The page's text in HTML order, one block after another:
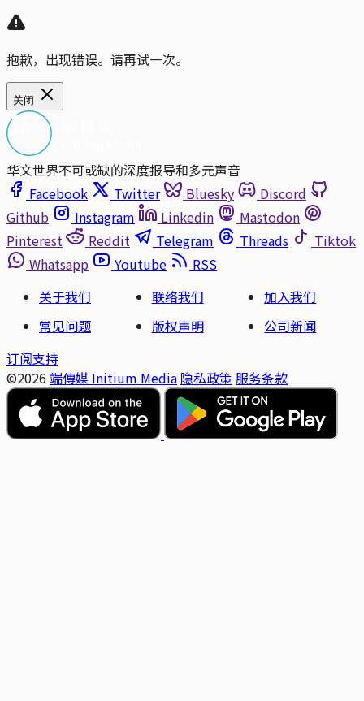
抱歉，出现错误。请再试一次。
关闭
华文世界不可或缺的深度报导和多元声音
Facebook
Twitter Bluesky
Discord
Github
Instagram Linkedin
Mastodon
Pinterest
Reddit Telegram Threads
Tiktok
Whatsapp
Youtube
RSS
关于我们
联络我们
加入我们
常见问题
版权声明
公司新闻
订阅支持
©2026 端傳媒 Initium Media 隐私政策 服务条款